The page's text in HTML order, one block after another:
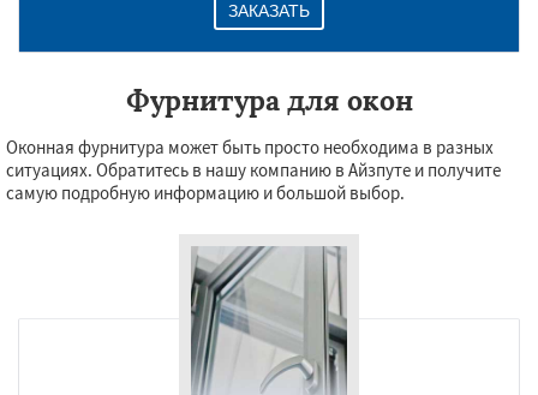
ЗАКАЗАТЬ
Фурнитура для окон
Оконная фурнитура может быть просто необходима в разных
ситуациях. Обратитесь в нашу компанию в Айзпуте и получите
самую подробную информацию и большой выбор.